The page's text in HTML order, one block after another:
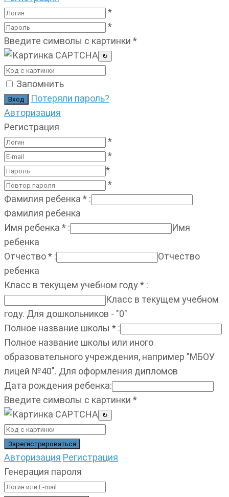
*
*
Введите символы с картинки *
↻
Запомнить
Потеряли пароль?
Авторизация
Регистрация
*
*
*
*
Фамилия ребенка * :
Фамилия ребенка
Имя ребенка * :
Имя
ребенка
Отчество* :
Отчество
ребенка
Класс в текущем учебном году* :
Класс в текущем учебном
году. Для дошкольников - "0"
Полное название школы * :
Полное название школы или иного
образовательного учреждения, например "МБОУ
лицей №40". Для оформления дипломов
Дата рождения ребенка:
Введите символы с картинки *
↻
Авторизация Регистрация
Генерация пароля